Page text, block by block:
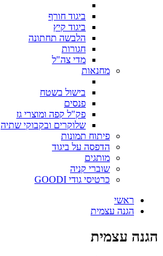
ביגוד חורף
ביגוד קיץ
הלבשה תחתונה
חגורות
מדי צה"ל
מחנאות
בישול בשטח
פנסים
פק"ל קפה ומוצרי גז
שלוקרים ובקבוקי שתיה
פיתוח תמונות
הדפסה על ביגוד
מותגים
שוברי קניה
כרטיסי גודי GOODI
ראשי
הגנה עצמית
הגנה עצמית